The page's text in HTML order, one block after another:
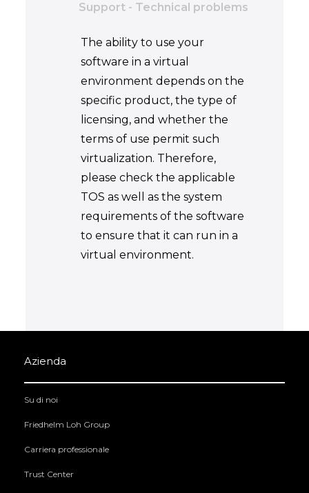
Support - Technical problems
The ability to use your
software in a virtual
environment depends on the
specific product, the type of
licensing, and whether the
terms of use permit such
virtualization. Therefore,
please check the applicable
TOS as well as the system
requirements of the software
to ensure that it can run in a
virtual environment.
Azienda
Su di noi
Friedhelm Loh Group
Carriera professionale
Trust Center